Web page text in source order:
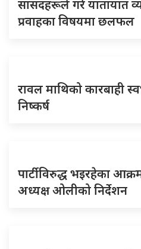
सांसदहरूले गरे यातायात
प्रवाहका विषयमा छलफल
रावल माथिको कारबाही
निष्कर्ष
पार्टीविरुद्ध भइरहेका
अध्यक्ष ओलीको निर्देशन